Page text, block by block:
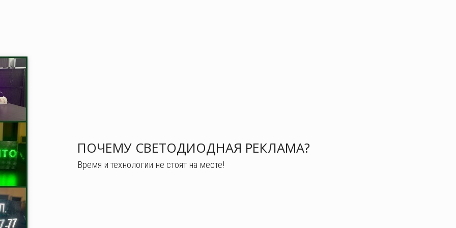
ПОЧЕМУ СВЕТОДИОДНАЯ РЕКЛАМА?
Время и технологии не стоят на месте!